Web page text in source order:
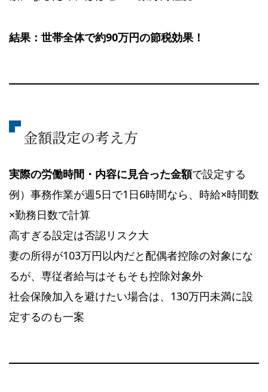
結果：世帯全体で約90万円の節税効果！
金額設定の考え方
実際の労働時間・内容に見合った金額で設定する
例）事務作業が週5日で1日6時間なら、時給×時間数
×勤務日数で計算
高すぎる設定は否認リスク大
妻の所得が103万円以内だと配偶者控除の対象にな
るが、専従者給与はそもそも控除対象外
社会保険加入を避けたい場合は、130万円未満に設
定するのも一案